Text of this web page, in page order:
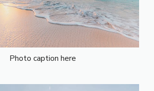
Photo caption here